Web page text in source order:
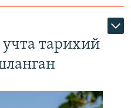
тарихий